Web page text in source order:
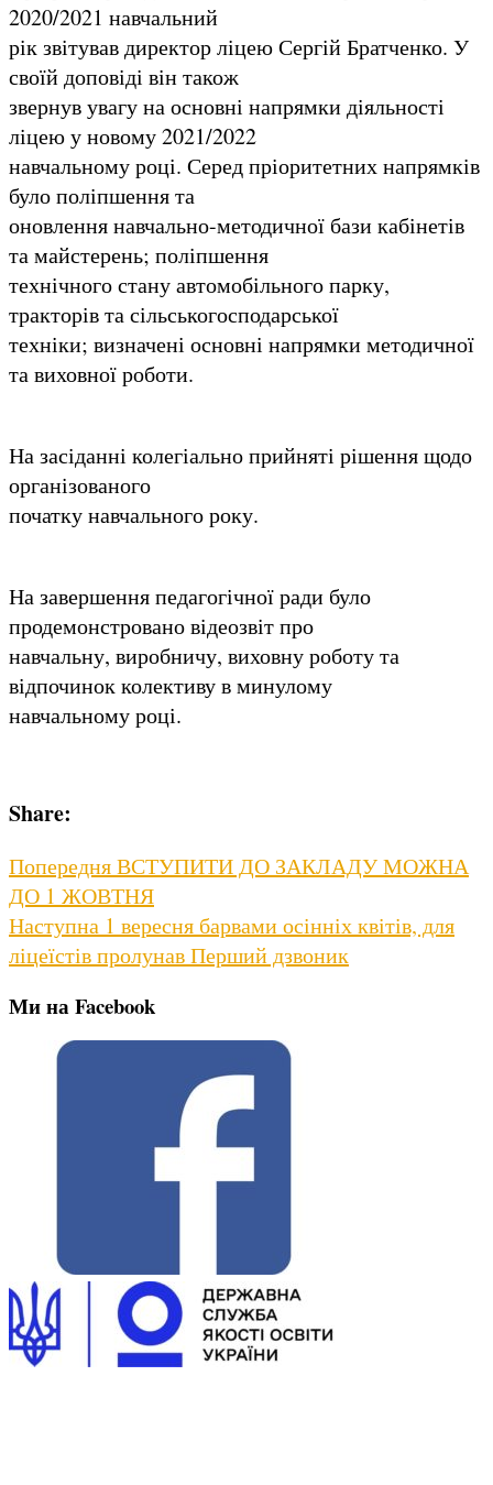
2020/2021 навчальний
рік звітував директор ліцею Сергій Братченко. У
своїй доповіді він також
звернув увагу на основні напрямки діяльності
ліцею у новому 2021/2022
навчальному році. Серед пріоритетних напрямків
було поліпшення та
оновлення навчально-методичної бази кабінетів
та майстерень; поліпшення
технічного стану автомобільного парку,
тракторів та сільськогосподарської
техніки; визначені основні напрямки методичної
та виховної роботи.
На засіданні колегіально прийняті рішення щодо
організованого
початку навчального року.
На завершення педагогічної ради було
продемонстровано відеозвіт про
навчальну, виробничу, виховну роботу та
відпочинок колективу в минулому
навчальному році.
Share:
Навігація
записів
ПопередняPrevious
post:
ВСТУПИТИ ДО ЗАКЛАДУ МОЖНА
ДО 1 ЖОВТНЯ
Наступна Next
post:
1 вересня барвами осінніх квітів, для
ліцеїстів пролунав Перший дзвоник
Ми на Facebook